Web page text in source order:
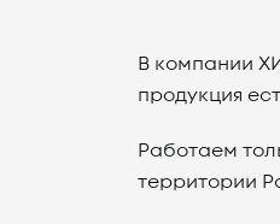
В компании
продукция
Работаем
территории